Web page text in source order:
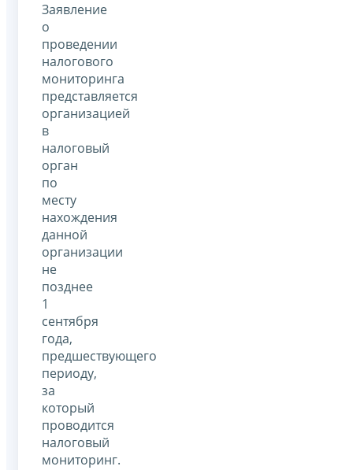
Заявление
о
проведении
налогового
мониторинга
представляется
организацией
в
налоговый
орган
по
месту
нахождения
данной
организации
не
позднее
1
сентября
года,
предшествующего
периоду,
за
который
проводится
налоговый
мониторинг.